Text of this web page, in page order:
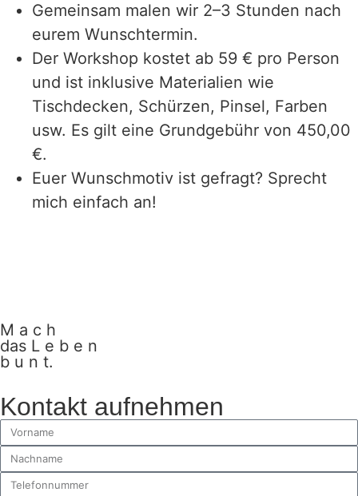
Gemeinsam malen wir 2–3 Stunden nach
eurem Wunschtermin.
Der Workshop kostet ab 59 € pro Person
und ist inklusive Materialien wie
Tischdecken, Schürzen, Pinsel, Farben
usw. Es gilt eine Grundgebühr von 450,00
€.
Euer Wunschmotiv ist gefragt? Sprecht
mich einfach an!
M a c h
das L e b e n
b u n t.
Kontakt aufnehmen